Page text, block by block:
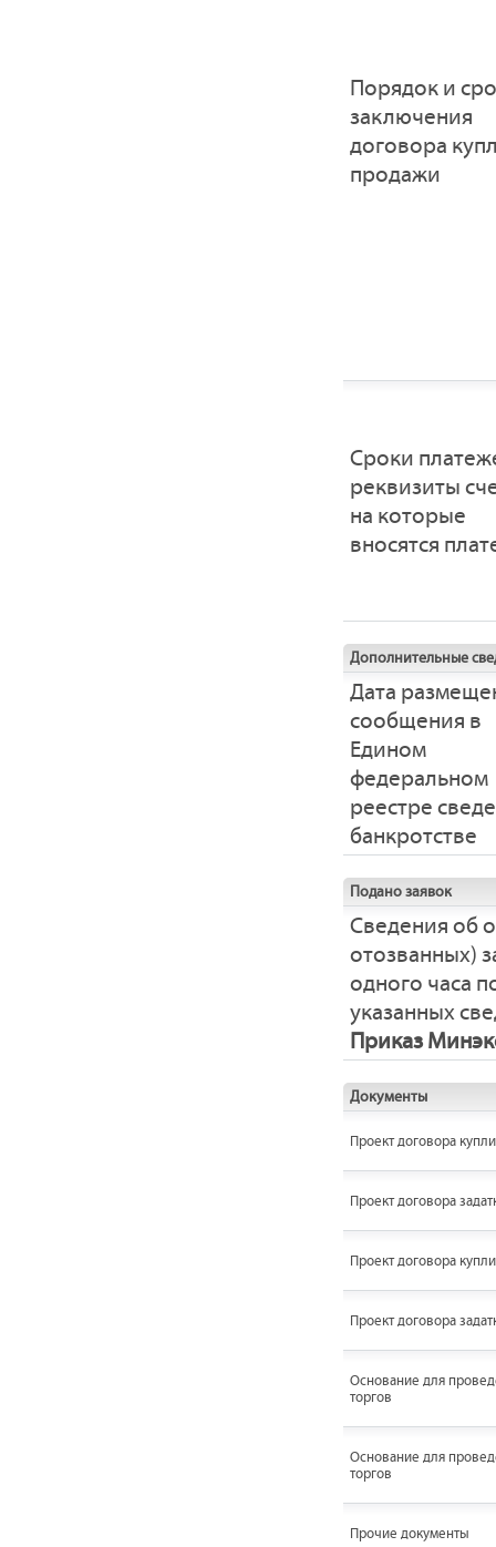
Порядок и
заключения
договора
продажи
Сроки
реквизиты
на которые
вносятся
Дополнительные
Дата
сообщения в
Едином
федеральном
реестре
банкротстве
Подано заявок
Сведения об
отозванных)
одного часа
указанных
Приказ
Документы
Проект договора
Проект договора
Проект договора
Проект договора
Основание для
торгов
Основание для
торгов
Прочие документы